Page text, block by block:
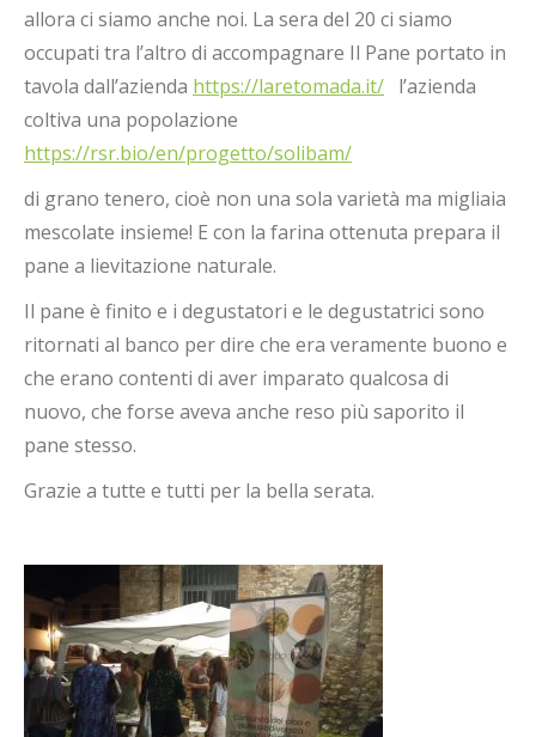
allora ci siamo anche noi. La sera del 20 ci siamo
occupati tra l’altro di accompagnare Il Pane portato in
tavola dall’azienda https://laretomada.it/ l’azienda
coltiva una popolazione
https://rsr.bio/en/progetto/solibam/
di grano tenero, cioè non una sola varietà ma migliaia
mescolate insieme! E con la farina ottenuta prepara il
pane a lievitazione naturale.
Il pane è finito e i degustatori e le degustatrici sono
ritornati al banco per dire che era veramente buono e
che erano contenti di aver imparato qualcosa di
nuovo, che forse aveva anche reso più saporito il
pane stesso.
Grazie a tutte e tutti per la bella serata.